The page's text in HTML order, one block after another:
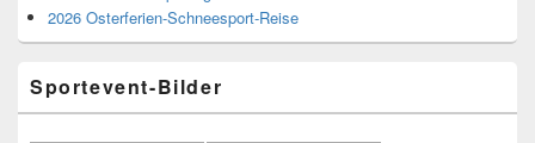
2026 Osterferien-Schneesport-Reise
Sportevent-Bilder